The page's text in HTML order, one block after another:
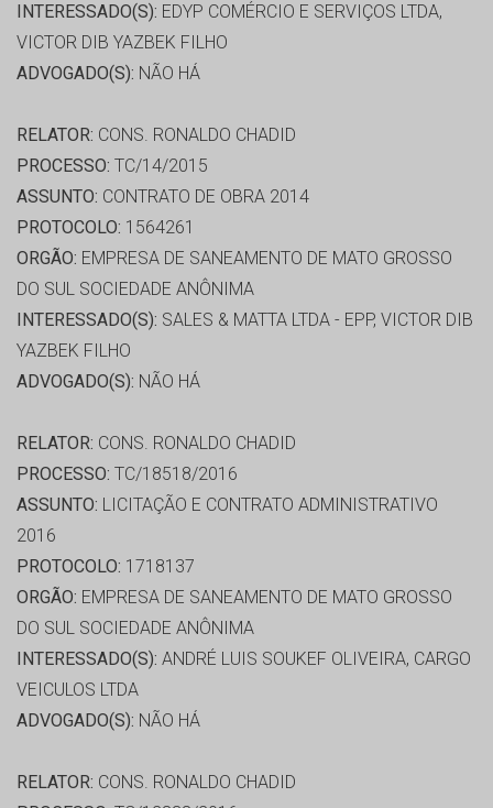
INTERESSADO(S): EDYP COMÉRCIO E SERVIÇOS LTDA,
VICTOR DIB YAZBEK FILHO
ADVOGADO(S): NÃO HÁ
RELATOR: CONS. RONALDO CHADID
PROCESSO: TC/14/2015
ASSUNTO: CONTRATO DE OBRA 2014
PROTOCOLO: 1564261
ORGÃO: EMPRESA DE SANEAMENTO DE MATO GROSSO
DO SUL SOCIEDADE ANÔNIMA
INTERESSADO(S): SALES & MATTA LTDA - EPP, VICTOR DIB
YAZBEK FILHO
ADVOGADO(S): NÃO HÁ
RELATOR: CONS. RONALDO CHADID
PROCESSO: TC/18518/2016
ASSUNTO: LICITAÇÃO E CONTRATO ADMINISTRATIVO
2016
PROTOCOLO: 1718137
ORGÃO: EMPRESA DE SANEAMENTO DE MATO GROSSO
DO SUL SOCIEDADE ANÔNIMA
INTERESSADO(S): ANDRÉ LUIS SOUKEF OLIVEIRA, CARGO
VEICULOS LTDA
ADVOGADO(S): NÃO HÁ
RELATOR: CONS. RONALDO CHADID